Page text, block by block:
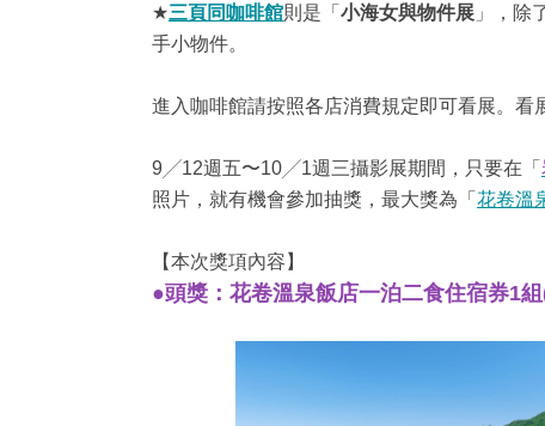
★三頁同咖啡館則是「 小海女與物件展 」，除
手小物件。
進入咖啡館請按照各店消費規定即可看展。看
9╱12週五〜10╱1週三攝影展期間，只要在「
照片，就有機會參加抽獎，最大獎為「 花卷溫
【本次獎項內容】
●頭獎：花卷溫泉飯店一泊二食住宿券1